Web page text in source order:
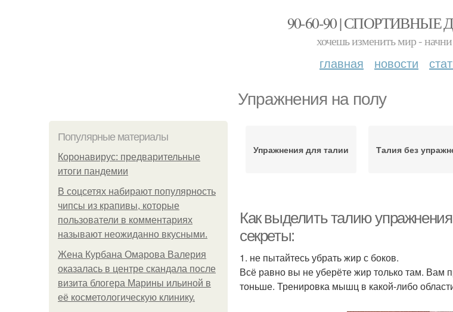
90-60-90 |
хочешь изменить мир - начни
главная новости
Упражнения на полу
Популярные материалы
Коронавирус: предварительные
итоги пандемии
В соцсетях набирают популярность
чипсы из крапивы, которые
пользователи в комментариях
называют неожиданно вкусными.
Жена Курбана Омарова Валерия
оказалась в центре скандала после
визита блогера Марины ильиной в
её косметологическую клинику.
Упражнения для талии Талия без
Как выделить талию
секреты:
1. не пытайтесь убрать жир с боков.
Всё равно вы не уберёте жир только там. Вам
тоньше. Тренировка мышц в какой-либо